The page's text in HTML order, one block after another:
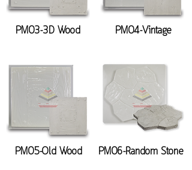
PM03-3D Wood PM04-Vintage
PM05-Old Wood PM06-Random Stone